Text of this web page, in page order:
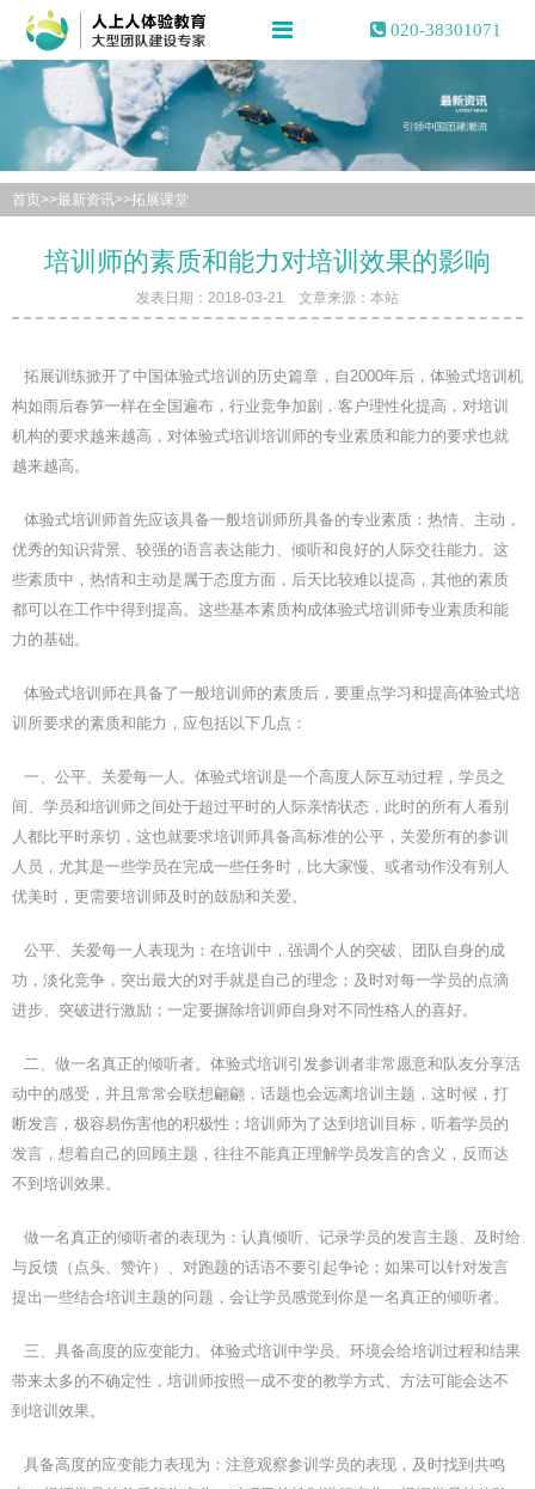
020-38301071
首页>>最新资讯>>拓展课堂
培训师的素质和能力对培训效果的影响
发表日期：2018-03-21 文章来源：本站
拓展训练掀开了中国体验式培训的历史篇章，自2000年后，体验式培训机
构如雨后春笋一样在全国遍布，行业竞争加剧，客户理性化提高，对培训
机构的要求越来越高，对体验式培训培训师的专业素质和能力的要求也就
越来越高。
体验式培训师首先应该具备一般培训师所具备的专业素质：热情、主动，
优秀的知识背景、较强的语言表达能力、倾听和良好的人际交往能力。这
些素质中，热情和主动是属于态度方面，后天比较难以提高，其他的素质
都可以在工作中得到提高。这些基本素质构成体验式培训师专业素质和能
力的基础。
体验式培训师在具备了一般培训师的素质后，要重点学习和提高体验式培
训所要求的素质和能力，应包括以下几点：
一、公平、关爱每一人。体验式培训是一个高度人际互动过程，学员之
间、学员和培训师之间处于超过平时的人际亲情状态，此时的所有人看别
人都比平时亲切，这也就要求培训师具备高标准的公平，关爱所有的参训
人员，尤其是一些学员在完成一些任务时，比大家慢、或者动作没有别人
优美时，更需要培训师及时的鼓励和关爱。
公平、关爱每一人表现为：在培训中，强调个人的突破、团队自身的成
功，淡化竞争，突出最大的对手就是自己的理念；及时对每一学员的点滴
进步、突破进行激励；一定要摒除培训师自身对不同性格人的喜好。
二、做一名真正的倾听者。体验式培训引发参训者非常愿意和队友分享活
动中的感受，并且常常会联想翩翩，话题也会远离培训主题，这时候，打
断发言，极容易伤害他的积极性；培训师为了达到培训目标，听着学员的
发言，想着自己的回顾主题，往往不能真正理解学员发言的含义，反而达
不到培训效果。
做一名真正的倾听者的表现为：认真倾听、记录学员的发言主题、及时给
与反馈（点头、赞许）、对跑题的话语不要引起争论；如果可以针对发言
提出一些结合培训主题的问题，会让学员感觉到你是一名真正的倾听者。
三、具备高度的应变能力。体验式培训中学员、环境会给培训过程和结果
带来太多的不确定性，培训师按照一成不变的教学方式、方法可能会达不
到培训效果。
具备高度的应变能力表现为：注意观察参训学员的表现，及时找到共鸣